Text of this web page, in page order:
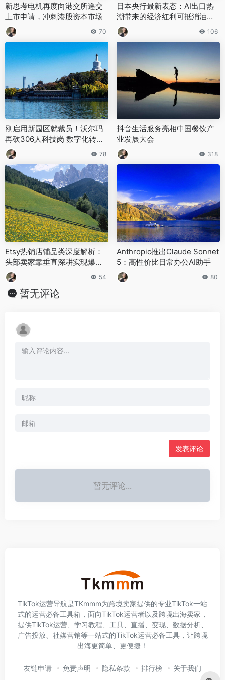
新思考电机再度向港交所递交
上市申请，冲刺港股资本市场
70
日本央行最新表态：AI出口热
潮带来的经济红利可抵消油价
上涨的负面冲击
106
刚启用新园区就裁员！沃尔玛
再砍306人科技岗 数字化转型
转向“精准瘦身”
78
抖音生活服务亮相中国餐饮产
业发展大会
318
Etsy热销店铺品类深度解析：
头部卖家靠垂直深耕实现爆发
式增长
54
‌Anthropic推出Claude Sonnet
5：高性价比日常办公AI助手‌
80
暂无评论
发表评论
暂无评论...
TikTok运营导航是TKmmm为跨境卖家提供的专业TikTok一站
式的运营必备工具箱，面向TikTok运营者以及跨境出海卖家，
提供TikTok运营、学习教程、工具、直播、变现、数据分析、
广告投放、社媒营销等一站式的TikTok运营必备工具，让跨境
出海更简单、更便捷！
友链申请 免责声明 隐私条款 排行榜 关于我们